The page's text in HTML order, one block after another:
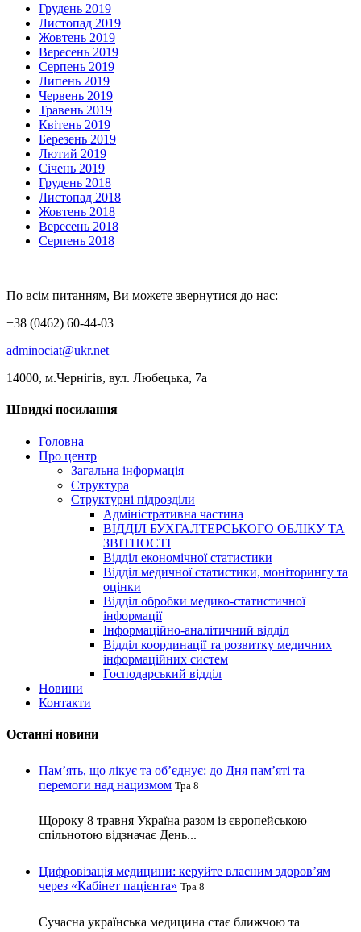
Грудень 2019
Листопад 2019
Жовтень 2019
Вересень 2019
Серпень 2019
Липень 2019
Червень 2019
Травень 2019
Квітень 2019
Березень 2019
Лютий 2019
Січень 2019
Грудень 2018
Листопад 2018
Жовтень 2018
Вересень 2018
Серпень 2018
По всім питанням, Ви можете звернутися до нас:
+38 (0462) 60-44-03
adminociat@ukr.net
14000, м.Чернігів, вул. Любецька, 7а
Швидкі посилання
Головна
Про центр
Загальна інформація
Структура
Структурні підрозділи
Адміністративна частина
ВІДДІЛ БУХГАЛТЕРСЬКОГО ОБЛІКУ ТА
ЗВІТНОСТІ
Відділ економічної статистики
Відділ медичної статистики, моніторингу та
оцінки
Відділ обробки медико-статистичної
інформації
Інформаційно-аналітичний відділ
Відділ координації та розвитку медичних
інформаційних систем
Господарський відділ
Новини
Контакти
Останні новини
Пам’ять, що лікує та об’єднує: до Дня пам’яті та
перемоги над нацизмом Тра 8
Щороку 8 травня Україна разом із європейською
спільнотою відзначає День...
Цифровізація медицини: керуйте власним здоров’ям
через «Кабінет пацієнта» Тра 8
Сучасна українська медицина стає ближчою та